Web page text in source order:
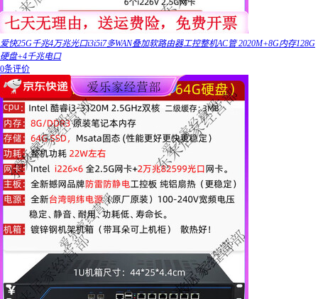
爱快25G千兆4万兆光口i3i5i7多WAN叠加软路由器工控整机AC管 2020M+8G内存128G
硬盘+4千兆电口
0条评价